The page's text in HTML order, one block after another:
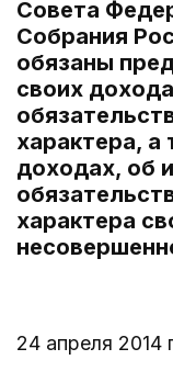
Совета
Собрания
обязаны
своих
характера, а
доходах, об
характера
24 апреля